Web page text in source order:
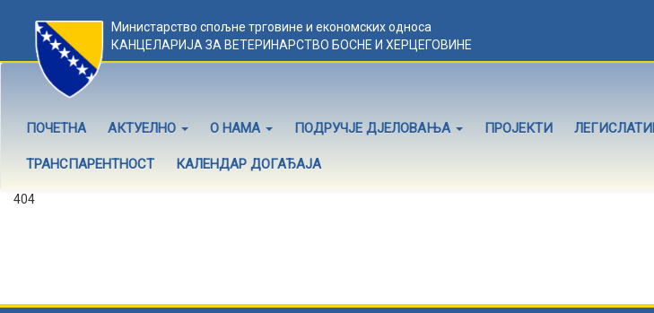
Министарство спољне трговине и економских односа
КАНЦЕЛАРИЈА ЗА ВЕТЕРИНАРСТВО БОСНЕ И ХЕРЦЕГОВИНЕ
ПОЧЕТНА АКТУЕЛНО О НАМА ПОДРУЧЈЕ ДЈЕЛОВАЊА ПРОЈЕКТИ
ТРАНСПАРЕНТНОСТ КАЛЕНДАР ДОГАЂАЈА
404